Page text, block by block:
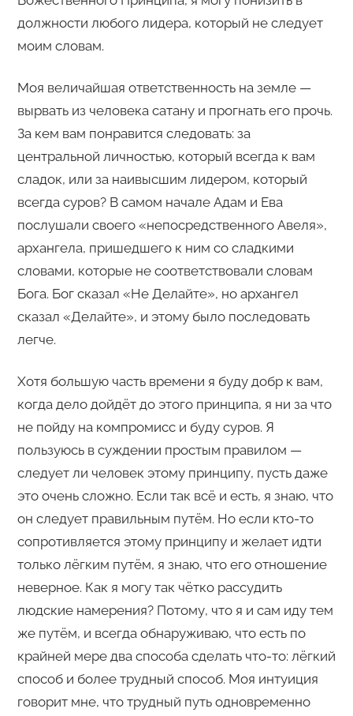
должности любого лидера, который не следует
моим словам.
Моя величайшая ответственность на земле —
вырвать из человека сатану и прогнать его прочь.
За кем вам понравится следовать: за
центральной личностью, который всегда к вам
сладок, или за наивысшим лидером, который
всегда суров? В самом начале Адам и Ева
послушали своего «непосредственного Авеля»,
архангела, пришедшего к ним со сладкими
словами, которые не соответствовали словам
Бога. Бог сказал «Не Делайте», но архангел
сказал «Делайте», и этому было последовать
легче.
Хотя большую часть времени я буду добр к вам,
когда дело дойдёт до этого принципа, я ни за что
не пойду на компромисс и буду суров. Я
пользуюсь в суждении простым правилом —
следует ли человек этому принципу, пусть даже
это очень сложно. Если так всё и есть, я знаю, что
он следует правильным путём. Но если кто-то
сопротивляется этому принципу и желает идти
только лёгким путём, я знаю, что его отношение
неверное. Как я могу так чётко рассудить
людские намерения? Потому, что я и сам иду тем
же путём, и всегда обнаруживаю, что есть по
крайней мере два способа сделать что-то: лёгкий
способ и более трудный способ. Моя интуиция
говорит мне, что трудный путь одновременно